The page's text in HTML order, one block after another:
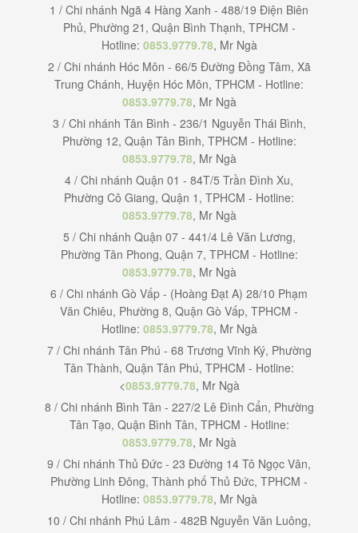
1 / Chi nhánh Ngã 4 Hàng Xanh - 488/19 Điện Biên
Phủ, Phường 21, Quận Bình Thạnh, TPHCM -
Hotline: 0853.9779.78, Mr Ngà
2 / Chi nhánh Hóc Môn - 66/5 Đường Đồng Tâm, Xã
Trung Chánh, Huyện Hóc Môn, TPHCM - Hotline:
0853.9779.78, Mr Ngà
3 / Chi nhánh Tân Bình - 236/1 Nguyễn Thái Bình,
Phường 12, Quận Tân Bình, TPHCM - Hotline:
0853.9779.78, Mr Ngà
4 / Chi nhánh Quận 01 - 84T/5 Trần Đình Xu,
Phường Cô Giang, Quận 1, TPHCM - Hotline:
0853.9779.78, Mr Ngà
5 / Chi nhánh Quận 07 - 441/4 Lê Văn Lương,
Phường Tân Phong, Quận 7, TPHCM - Hotline:
0853.9779.78, Mr Ngà
6 / Chi nhánh Gò Vấp - (Hoàng Đạt A) 28/10 Phạm
Văn Chiêu, Phường 8, Quận Gò Vấp, TPHCM -
Hotline: 0853.9779.78, Mr Ngà
7 / Chi nhánh Tân Phú - 68 Trương Vĩnh Ký, Phường
Tân Thành, Quận Tân Phú, TPHCM - Hotline:
<0853.9779.78, Mr Ngà
8 / Chi nhánh Bình Tân - 227/2 Lê Đình Cẩn, Phường
Tân Tạo, Quận Bình Tân, TPHCM - Hotline:
0853.9779.78, Mr Ngà
9 / Chi nhánh Thủ Đức - 23 Đường 14 Tô Ngọc Vân,
Phường Linh Đông, Thành phố Thủ Đức, TPHCM -
Hotline: 0853.9779.78, Mr Ngà
10 / Chi nhánh Phú Lâm - 482B Nguyễn Văn Luông,